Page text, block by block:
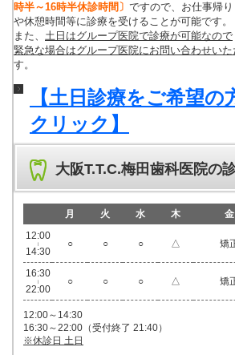
時半～16時半休診時間〕 ですので、お仕事帰り
や休憩時間等に診療を受けることが可能です。
また、 土日はグループ医院で診療が可能なので
緊急な場合はグループ医院にお問い合わせい
す。
【土日診療をご希望
クリック】
大阪T.T.C.梅田歯科医院の
月 火 水 木 金
12:00
|
14:30
○ ○ ○ △ 矯
16:30
|
22:00
○ ○ ○ △ 矯
12:00～14:30
16:30～22:00（受付終了 21:40）
※休診日 土日